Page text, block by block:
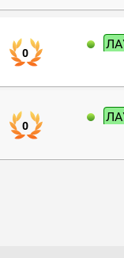
0
0